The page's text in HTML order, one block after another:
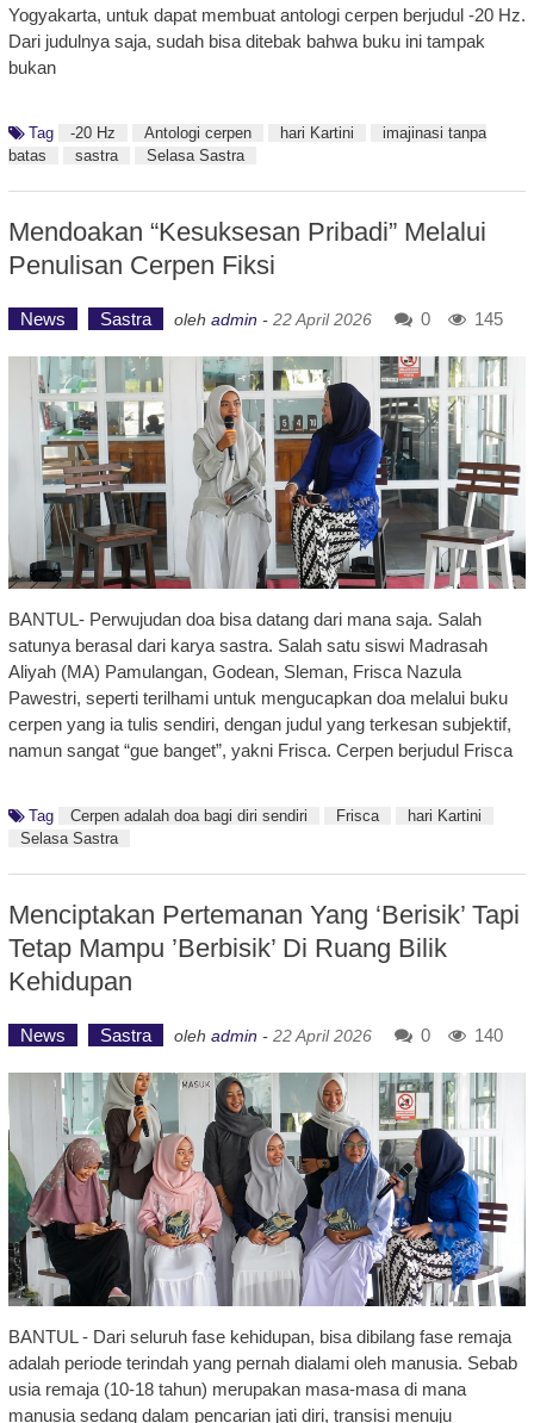
Yogyakarta, untuk dapat membuat antologi cerpen berjudul -20 Hz.
Dari judulnya saja, sudah bisa ditebak bahwa buku ini tampak
bukan
Tag -20 Hz Antologi cerpen hari Kartini
imajinasi tanpa
batas
sastra Selasa Sastra
Mendoakan “Kesuksesan Pribadi” Melalui
Penulisan Cerpen Fiksi
News Sastra oleh admin - 22 April 2026 0 145
BANTUL- Perwujudan doa bisa datang dari mana saja. Salah
satunya berasal dari karya sastra. Salah satu siswi Madrasah
Aliyah (MA) Pamulangan, Godean, Sleman, Frisca Nazula
Pawestri, seperti terilhami untuk mengucapkan doa melalui buku
cerpen yang ia tulis sendiri, dengan judul yang terkesan subjektif,
namun sangat “gue banget”, yakni Frisca. Cerpen berjudul Frisca
Tag Cerpen adalah doa bagi diri sendiri Frisca
hari Kartini
Selasa Sastra
Menciptakan Pertemanan Yang ‘Berisik’ Tapi
Tetap Mampu ’Berbisik’ Di Ruang Bilik
Kehidupan
News Sastra oleh admin - 22 April 2026 0 140
BANTUL - Dari seluruh fase kehidupan, bisa dibilang fase remaja
adalah periode terindah yang pernah dialami oleh manusia. Sebab
usia remaja (10-18 tahun) merupakan masa-masa di mana
manusia sedang dalam pencarian jati diri, transisi menuju